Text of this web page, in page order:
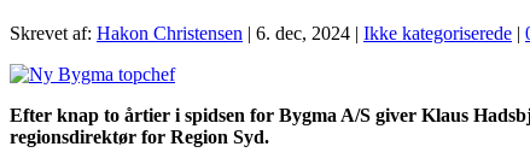
Skrevet af: Hakon Christensen | 6. dec, 2024 | Ikke kategoriserede |
Efter knap to årtier i spidsen for Bygma A/S giver Klaus
regionsdirektør for Region Syd.